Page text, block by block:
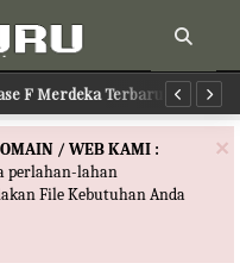
F Merdeka Terbaru
Fase F Merdeka Terbaru
×
/ WEB KAMI :
perlahan-lahan
File Kebutuhan Anda